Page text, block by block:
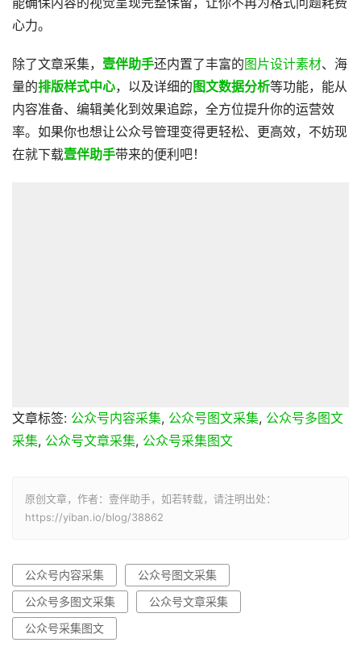
心力。
除了文章采集， 壹伴助手还内置了丰富的图片设计素材、海
量的排版样式中心，以及详细的 图文数据分析等功能，能从
内容准备、编辑美化到效果追踪，全方位提升你的运营效
率。如果你也想让公众号管理变得更轻松、更高效，不妨现
在就下载壹伴助手带来的便利吧！
文章标签: 公众号内容采集, 公众号图文采集, 公众号多图文
采集, 公众号文章采集, 公众号采集图文
原创文章，作者：壹伴助手，如若转载，请注明出处：
https://yiban.io/blog/38862
公众号内容采集
公众号图文采集
公众号多图文采集
公众号文章采集
公众号采集图文